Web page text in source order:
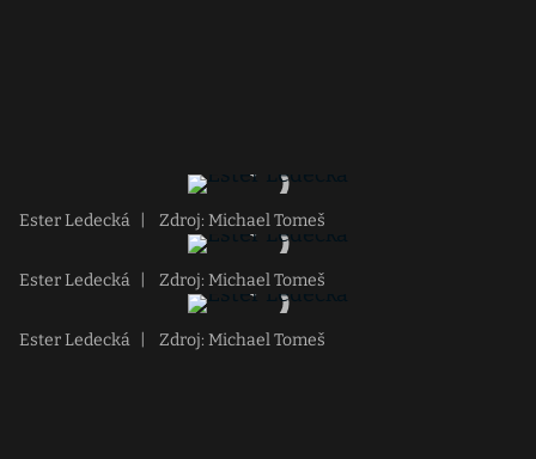
Ester Ledecká Zdroj: Michael Tomeš
Ester Ledecká Zdroj: Michael Tomeš
Ester Ledecká Zdroj: Michael Tomeš